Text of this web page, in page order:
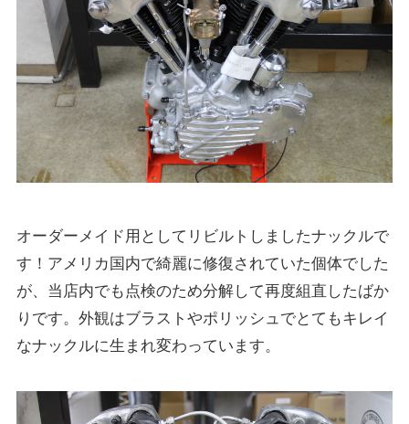
オーダーメイド用としてリビルトしましたナックルで
す！アメリカ国内で綺麗に修復されていた個体でした
が、当店内でも点検のため分解して再度組直したばか
りです。外観はブラストやポリッシュでとてもキレイ
なナックルに生まれ変わっています。